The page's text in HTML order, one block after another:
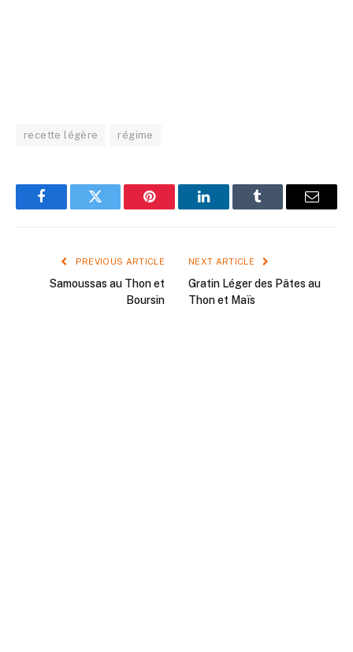
recette légère régime
FacebookTwitter Pinterest LinkedInTumblr Email
PREVIOUS ARTICLE
Samoussas au Thon et
Boursin
NEXT ARTICLE
Gratin Léger des Pâtes au
Thon et Maïs